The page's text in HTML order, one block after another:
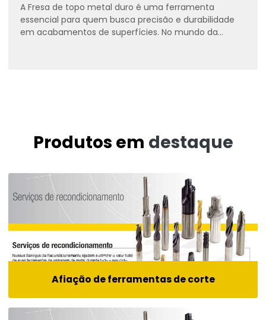
A Fresa de topo metal duro é uma ferramenta
essencial para quem busca precisão e durabilidade
em acabamentos de superfícies. No mundo da
Produtos em destaque
Afiação de ferramentas de corte